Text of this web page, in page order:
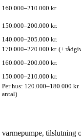
160.000–210.000 kr.
150.000–200.000 kr.
140.000–205.000 kr.
170.000–220.000 kr. (+
160.000–200.000 kr.
150.000–210.000 kr.
Per hus: 120.000–180.000
antal)
tilslutning